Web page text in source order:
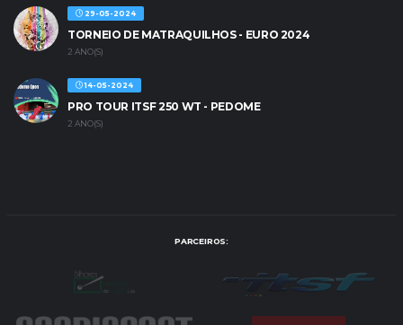
29-05-2024
TORNEIO DE MATRAQUILHOS - EURO 2024
2 ANO(S)
14-05-2024
PRO TOUR ITSF 250 WT - PEDOME
2 ANO(S)
PARCEIROS: